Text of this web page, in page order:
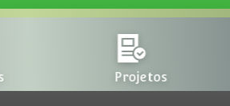
Projetos